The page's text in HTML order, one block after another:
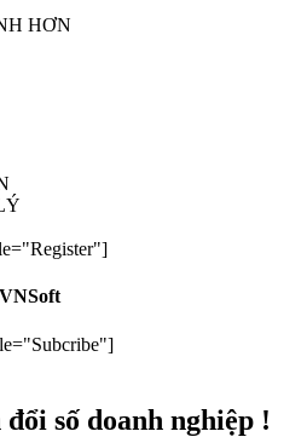
HƠN
số doanh nghiệp !